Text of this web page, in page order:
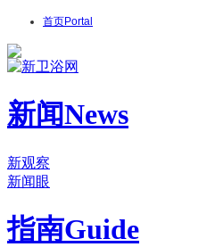
首页Portal
新闻News
新观察
新闻眼
指南Guide